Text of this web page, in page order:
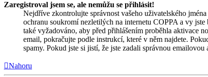
Zaregistroval jsem se, ale nemůžu se přihlásit!
Nejdříve zkontrolujte správnost vašeho uživatelského
ochranu soukromí nezletilých na internetu COPPA a vy
také vyžadováno, aby před přihlášením proběhla aktivace
email, pokračujte podle instrukcí, které v něm najdete.
spamy. Pokud jste si jistí, že jste zadali správnou
Nahoru